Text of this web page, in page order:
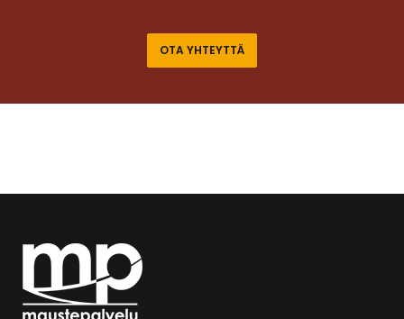
OTA YHTEYTTÄ